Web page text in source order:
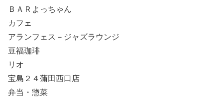
ＢＡＲよっちゃん
カフェ
アランフェス－ジャズラウンジ
豆福珈琲
リオ
宝島２４蒲田西口店
弁当・惣菜